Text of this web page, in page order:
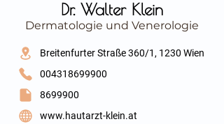
Dr. Walter Klein
Dermatologie und Venerologie
Breitenfurter Straße 360/1, 1230 Wien
004318699900
8699900
www.hautarzt-klein.at